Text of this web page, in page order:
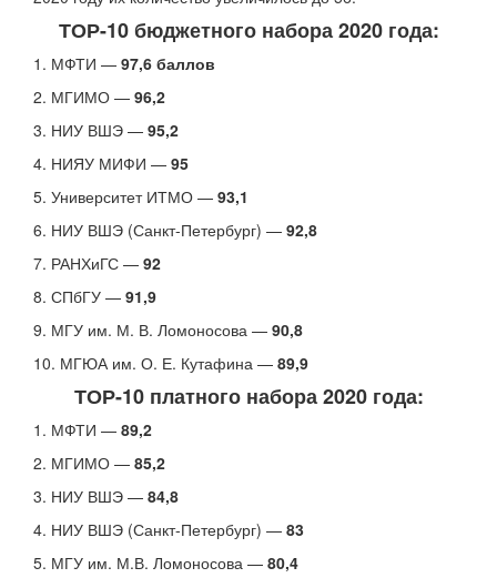
ТОР-10 бюджетного набора 2020 года:
1. МФТИ — 97,6 баллов
2. МГИМО — 96,2
3. НИУ ВШЭ — 95,2
4. НИЯУ МИФИ — 95
5. Университет ИТМО — 93,1
6. НИУ ВШЭ (Санкт-Петербург) — 92,8
7. РАНХиГС — 92
8. СПбГУ — 91,9
9. МГУ им. М. В. Ломоносова — 90,8
10. МГЮА им. О. Е. Кутафина — 89,9
ТОР-10 платного набора 2020 года:
1. МФТИ — 89,2
2. МГИМО — 85,2
3. НИУ ВШЭ — 84,8
4. НИУ ВШЭ (Санкт-Петербург) — 83
5. МГУ им. М.В. Ломоносова — 80,4